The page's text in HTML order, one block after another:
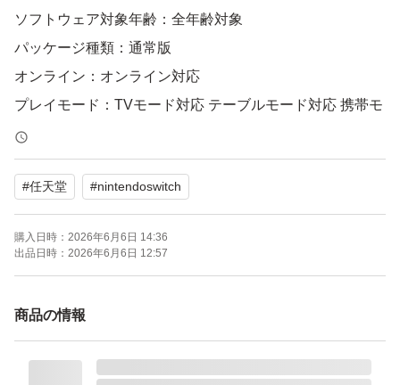
ソフトウェア対象年齢：全年齢対象
パッケージ種類：通常版
オンライン：オンライン対応
プレイモード：TVモード対応 テーブルモード対応 携帯モ
ード対応
amiibo対応：amiibo対応
携帯モードプレイ人数：1 人
パッケージに使用感による傷あります。動作確認済み。
きちんと理解していただける方、購入お願いします。
#任天堂 #nintendoswitch
購入日時： 2026年6月6日 14:36
出品日時： 2026年6月6日 12:57
商品の情報